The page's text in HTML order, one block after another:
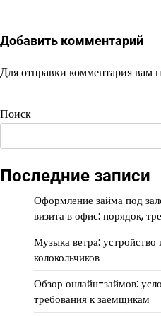
Добавить комментарий
Для отправки комментария вам
Поиск
Последние записи
Оформление займа под
визита в офис: порядок,
Музыка ветра:
колокольчиков
Обзор онлайн-займов:
требования к заемщикам